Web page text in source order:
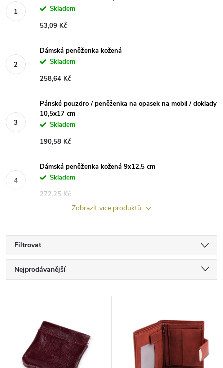
Skladem
53,09 Kč
Dámská peněženka kožená
Skladem
258,64 Kč
Pánské pouzdro / peněženka na opasek na mobil / doklady
10,5x17 cm
Skladem
190,58 Kč
Dámská peněženka kožená 9x12,5 cm
Skladem
272,25 Kč
Zobrazit více produktů
Filtrovat
Ř
a
Nejprodávanější
Abecedně